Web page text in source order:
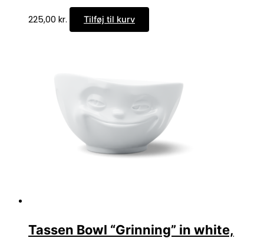
225,00 kr. Tilføj til kurv
Tassen Bowl “Grinning” in white,